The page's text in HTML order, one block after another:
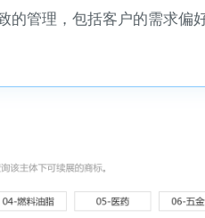
的管理，包括客户的需求偏